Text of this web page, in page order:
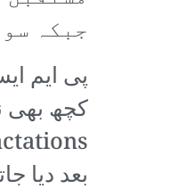
جبکہ
پی ایم
بعد دیا